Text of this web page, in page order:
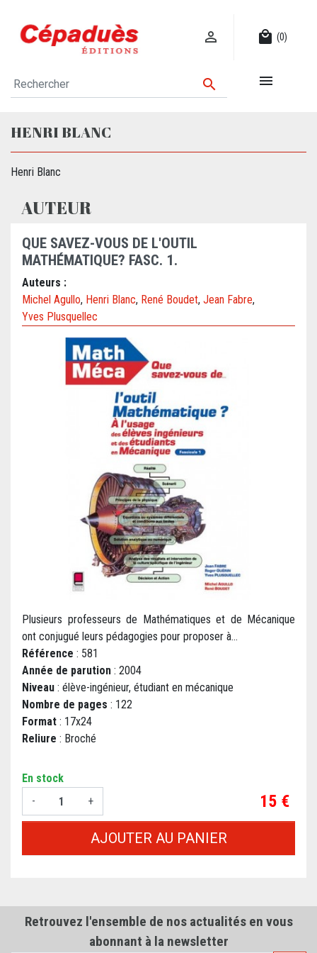
 local_mall (0)
 
HENRI BLANC
Henri Blanc
AUTEUR
QUE SAVEZ-VOUS DE L'OUTIL
MATHÉMATIQUE? FASC. 1.
Auteurs :
Michel Agullo, Henri Blanc, René Boudet, Jean Fabre,
Yves Plusquellec
Plusieurs professeurs de Mathématiques et de Mécanique
ont conjugué leurs pédagogies pour proposer à...
Référence : 581
Année de parution : 2004
Niveau : élève-ingénieur, étudiant en mécanique
Nombre de pages : 122
Format : 17x24
Reliure : Broché
En stock
-
+ Prix
15 €
AJOUTER AU PANIER
Retrouvez l'ensemble de nos actualités en vous
abonnant à la newsletter